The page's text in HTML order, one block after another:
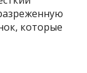
которые